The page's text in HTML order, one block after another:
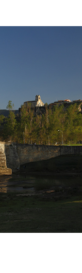
gratuitos
como
turístico de la
de Rueda